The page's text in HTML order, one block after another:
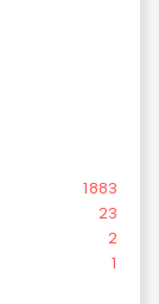
1883
23
2
1